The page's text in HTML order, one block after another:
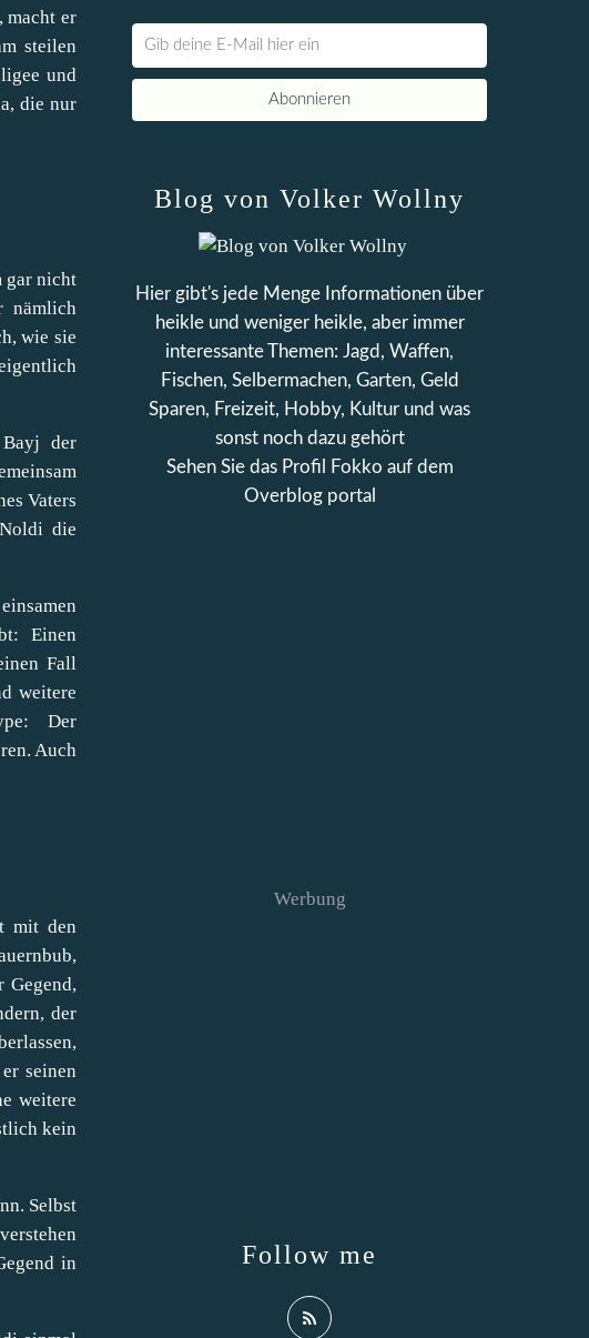
macht er
steilen
und
die nur
gar nicht
nämlich
wie sie
der
Vaters
die
Einen
Fall
weitere
Der
Auch
mit den
Gegend,
der
seinen
weitere
kein
Selbst
in
Blog von Volker Wollny
Hier gibt's jede Menge Informationen über
heikle und weniger heikle, aber immer
interessante Themen: Jagd, Waffen,
Fischen, Selbermachen, Garten, Geld
Sparen, Freizeit, Hobby, Kultur und was
sonst noch dazu gehört
Sehen Sie das Profil
Fokko auf dem
Overblog portal
Follow me
Werbung